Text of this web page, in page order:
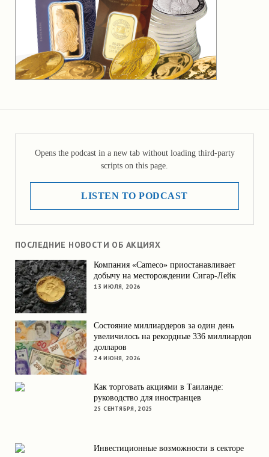
Opens the podcast in a new tab without loading third-party
scripts on this page.
LISTEN TO PODCAST
ПОСЛЕДНИЕ НОВОСТИ ОБ АКЦИЯХ
Компания «Cameco» приостанавливает
добычу на месторождении Сигар-Лейк
13 ИЮЛЯ, 2026
Состояние миллиардеров за один день
увеличилось на рекордные 336 миллиардов
долларов
24 ИЮНЯ, 2026
Как торговать акциями в Таиланде:
руководство для иностранцев
25 СЕНТЯБРЯ, 2025
Инвестиционные возможности в секторе